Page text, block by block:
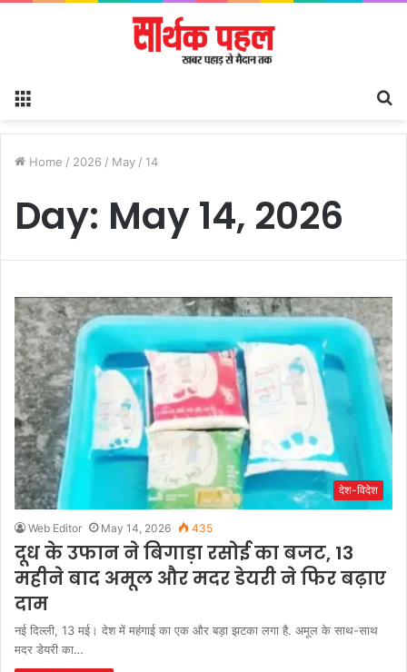
Home / 2026 / May / 14
Day: May 14, 2026
देश-विदेश
Web Editor May 14, 2026 435
दूध के उफान ने बिगाड़ा रसोई का बजट, 13
महीने बाद अमूल और मदर डेयरी ने फिर बढ़ाए
दाम
नई दिल्ली, 13 मई। देश में महंगाई का एक और बड़ा झटका लगा है. अमूल के साथ-साथ
मदर डेयरी का…